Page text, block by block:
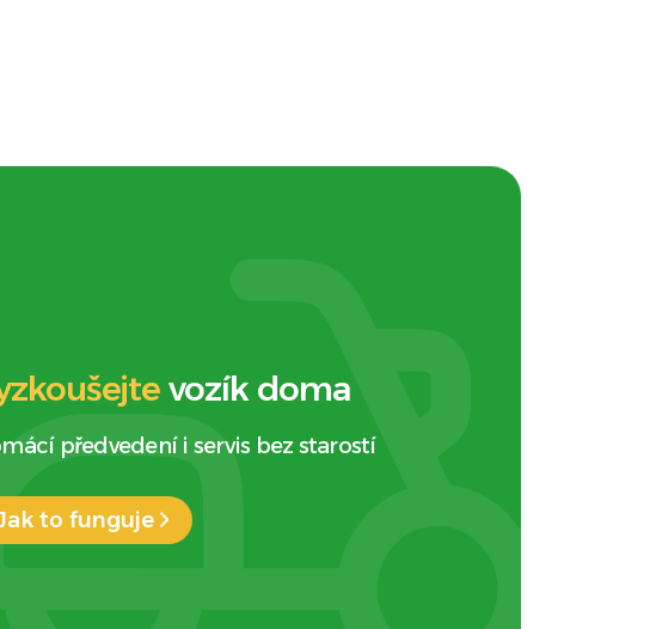
vozík doma
předvedení i servis bez starostí
to funguje